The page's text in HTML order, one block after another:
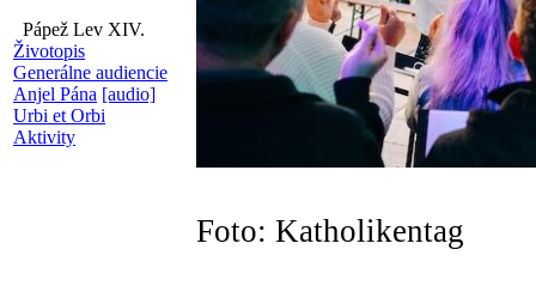
Pápež Lev XIV.
Životopis
Generálne audiencie
Anjel Pána [audio]
Urbi et Orbi
Aktivity
Foto: Katholikentag